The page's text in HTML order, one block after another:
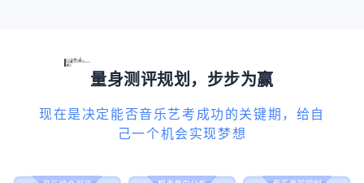
量身测评规划，步步为赢
现在是决定能否音乐艺考成功的关键期，给自
己一个机会实现梦想